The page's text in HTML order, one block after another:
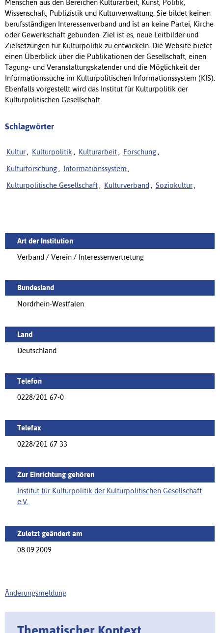
Menschen aus den Bereichen Kulturarbeit, Kunst, Politik,
Wissenschaft, Publizistik und Kulturverwaltung. Sie bildet keinen
berufsständigen Interessenverband und ist an keine Partei, Kirche
oder Gewerkschaft gebunden. Ziel ist es, neue Leitbilder und
Zielsetzungen für Kulturpolitik zu entwickeln. Die Website bietet
einen Überblick über die Publikationen der Gesellschaft, einen
Tagung- und Veranstaltungskalender und die Möglichkeit der
Informationssuche im Kulturpolitischen Informationssystem (KIS).
Ebenfalls vorgestellt wird das Institut für Kulturpolitik der
Kulturpolitischen Gesellschaft.
Schlagwörter
Kultur , Kulturpolitik , Kulturarbeit , Forschung ,
Kulturforschung , Informationssystem ,
Kulturpolitische Gesellschaft , Kulturverband , Soziokultur ,
Art der Institution
Verband / Verein / Interessenvertretung
Bundesland
Nordrhein-Westfalen
Land
Deutschland
Telefon
0228/201 67-0
Telefax
0228/201 67 33
Zur Einrichtung gehören
Institut für Kulturpolitik der Kulturpolitischen Gesellschaft
e.V.
Zuletzt geändert am
08.09.2009
Änderungsmeldung